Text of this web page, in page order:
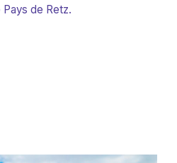
Pays de Retz.